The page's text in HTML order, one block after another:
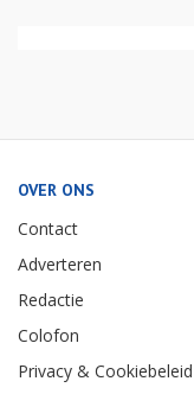
OVER ONS
Contact
Adverteren
Redactie
Colofon
Privacy & Cookiebeleid